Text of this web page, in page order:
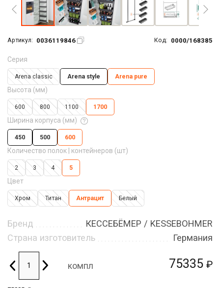
Артикул: 0036119846 Код: 0000/168385
75335 ₽
Серия
Arena classic Arena style Arena pure
Высота (мм)
600 800 1100 1700
Ширина корпуса (мм)
450 500 600
Количество полок | контейнеров (шт)
2 3 4 5
Цвет
Хром Титан Антрацит Белый
Бренд
КЕССЕБЁМЕР / KESSEBOHMER
Страна изготовитель
Германия
компл